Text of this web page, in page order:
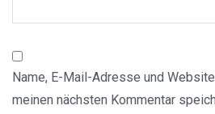
Name, E-Mail-Adresse und
meinen nächsten Kommentar